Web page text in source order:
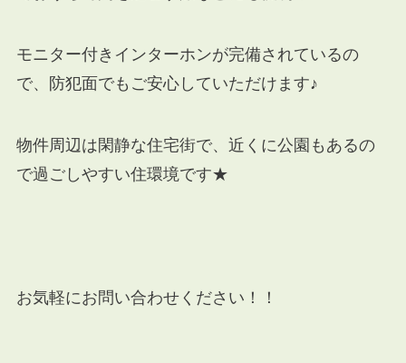
モニター付きインターホンが完備されているの
で、防犯面でもご安心していただけます♪
物件周辺は閑静な住宅街で、近くに公園もあるの
で過ごしやすい住環境です★
お気軽にお問い合わせください！！